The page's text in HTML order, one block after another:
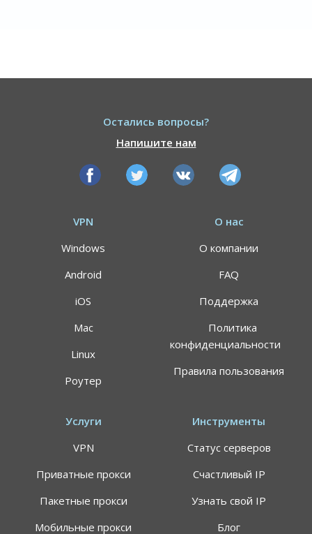
Остались вопросы?
Напишите нам
VPN
Windows
Android
iOS
Mac
Linux
Роутер
О нас
О компании
FAQ
Поддержка
Политика
конфиденциальности
Правила пользования
Услуги
VPN
Приватные прокси
Пакетные прокси
Мобильные прокси
Инструменты
Статус серверов
Счастливый IP
Узнать свой IP
Блог